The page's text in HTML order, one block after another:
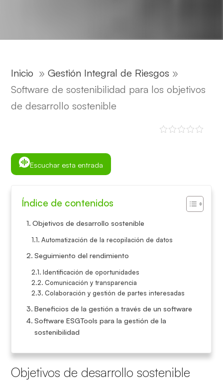
Inicio »Gestión Integral de Riesgos »
Software de sostenibilidad para los objetivos
de desarrollo sostenible
Escuchar esta entrada
Índice de contenidos
Objetivos de desarrollo sostenible
Automatización de la recopilación de datos
Seguimiento del rendimiento
Identificación de oportunidades
Comunicación y transparencia
Colaboración y gestión de partes interesadas
Beneficios de la gestión a través de un software
Software ESGTools para la gestión de la
sostenibilidad
Objetivos de desarrollo sostenible